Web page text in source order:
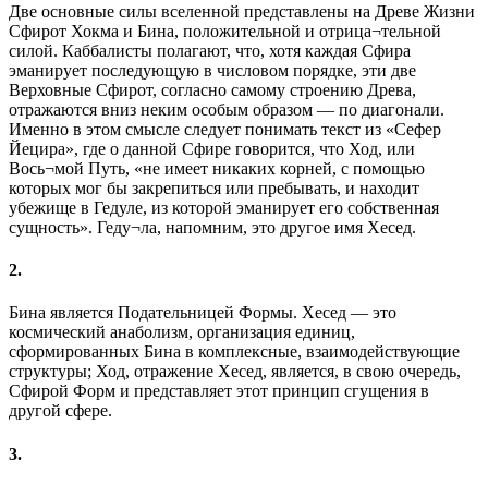
Две основные силы вселенной представлены на Древе Жизни
Сфирот Хокма и Бина, положительной и отрица¬тельной
силой. Каббалисты полагают, что, хотя каждая Сфира
эманирует последующую в числовом порядке, эти две
Верховные Сфирот, согласно самому строению Древа,
отражаются вниз неким особым образом — по диагонали.
Именно в этом смысле следует понимать текст из «Сефер
Йецира», где о данной Сфире говорится, что Ход, или
Вось¬мой Путь, «не имеет никаких корней, с помощью
которых мог бы закрепиться или пребывать, и находит
убежище в Гедуле, из которой эманирует его собственная
сущность». Геду¬ла, напомним, это другое имя Хесед.
2.
Бина является Подательницей Формы. Хесед — это
космический анаболизм, организация единиц,
сформированных Бина в комплексные, взаимодействующие
структуры; Ход, отражение Хесед, является, в свою очередь,
Сфирой Форм и представляет этот принцип сгущения в
другой сфере.
3.